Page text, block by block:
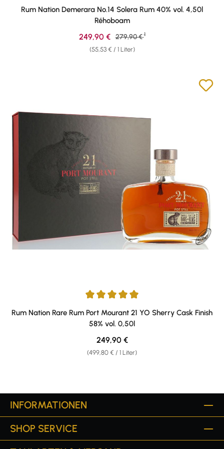
Rum Nation Demerara No.14 Solera Rum 40% vol. 4,50l
Réhoboam
(55,53 € / 1 Liter)
Verkaufspreis:
249,90 € Regulärer Preis:
279,90 € 1
Durchschnittliche Bewertung von 5 von 5 Sternen
Rum Nation Rare Rum Port Mourant 21 YO Sherry Cask Finish
58% vol. 0,50l
(499,80 € / 1 Liter)
Regulärer Preis:
249,90 €
INFORMATIONEN
SHOP SERVICE